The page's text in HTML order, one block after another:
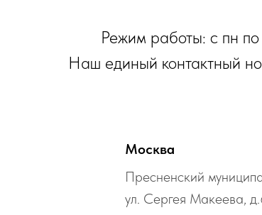
Режим работы: с пн
Наш единый контактный
Москва
Пресненский
ул. Сергея Макеева,